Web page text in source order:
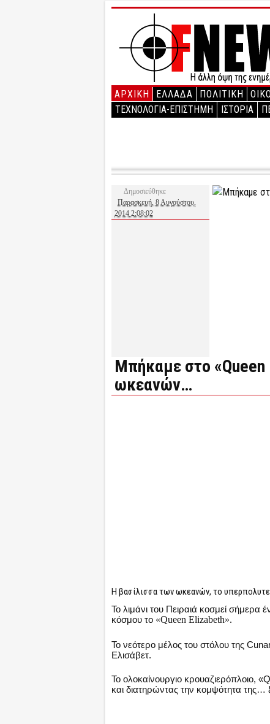
ΑΡΧΙΚΉ ΕΛΛΑΔΑ ΠΟΛΙΤΙΚΗ
ΤΕΧΝΟΛΟΓΙΑ-ΕΠΙΣΤΗΜΗ
ΙΣΤΟΡΙΑ
Δημοσιεύθηκε
Παρασκευή, 8 Αυγούστου,
2014 2:08:02
Μπήκαμε στο
ωκεανών…
Η βασίλισσα των ωκεανών, το
Το λιμάνι του Πειραιά κοσμεί σήμερα
κόσμου το «Queen Elizabeth».
Το νεότερο μέλος του στόλου της
Ελισάβετ.
Το ολοκαίνουργιο κρουαζιερόπλοιο,
και διατηρώντας την κομψότητα της…